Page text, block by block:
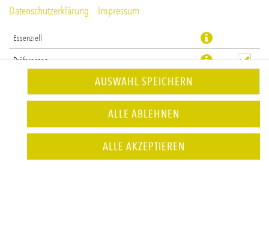
Datenschutzerklärung
Impressum
Essenziell
Präferenzen
AUSWAHL SPEICHERN
ALLE ABLEHNEN
ALLE AKZEPTIEREN
JETZT BESTELLEN